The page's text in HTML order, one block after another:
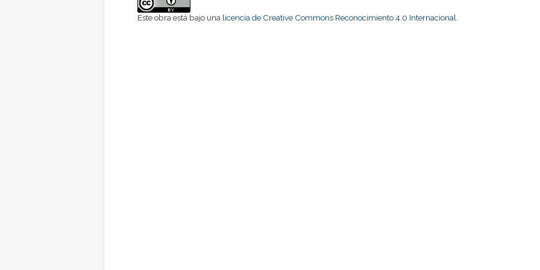
Este obra está bajo una licencia de Creative Commons Reconocimiento 4.0 Internacional